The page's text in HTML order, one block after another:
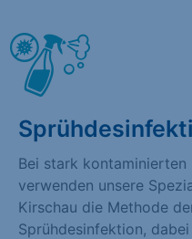
Bei stark kontaminierten
verwenden unsere
Kirschau die Methode
Sprühdesinfektion,